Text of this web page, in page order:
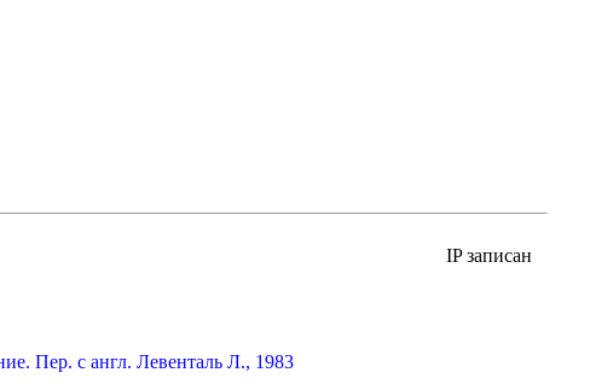
IP записан
Пер. с англ. Левенталь Л., 1983